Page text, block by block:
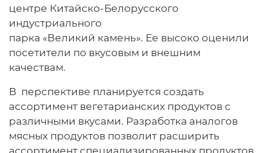
центре Китайско-Белорусского
индустриального
парка «Великий камень». Ее высоко оценили
посетители по вкусовым и внешним
качествам.
В перспективе планируется создать
ассортимент вегетарианских продуктов с
различными вкусами. Разработка аналогов
мясных продуктов позволит расширить
ассортимент специализированных продуктов